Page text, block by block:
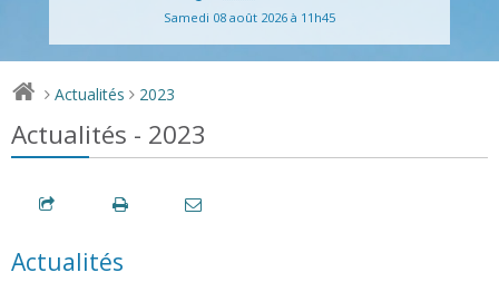
Samedi 08 août 2026 à 11h45
> Actualités > 2023
Actualités - 2023
Actualités